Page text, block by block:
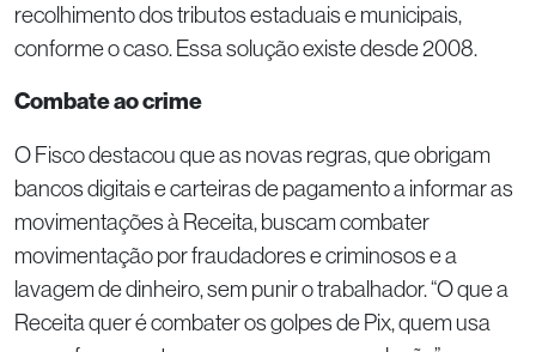
recolhimento dos tributos estaduais e municipais,
conforme o caso. Essa solução existe desde 2008.
Combate ao crime
O Fisco destacou que as novas regras, que obrigam
bancos digitais e carteiras de pagamento a informar as
movimentações à Receita, buscam combater
movimentação por fraudadores e criminosos e a
lavagem de dinheiro, sem punir o trabalhador. “O que a
Receita quer é combater os golpes de Pix, quem usa